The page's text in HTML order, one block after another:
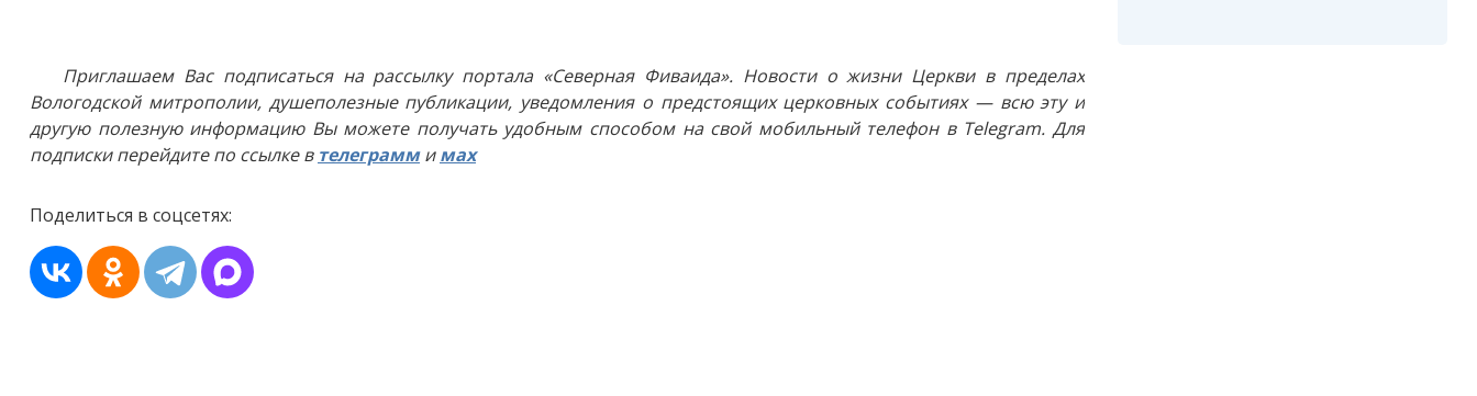
Приглашаем Вас подписаться на рассылку портала «Северная Фиваида». Новости о жизни Церкви в пределах
Вологодской митрополии, душеполезные публикации, уведомления о предстоящих церковных событиях — всю эту и
другую полезную информацию Вы можете получать удобным способом на свой мобильный телефон в Telegram. Для
подписки перейдите по ссылке в телеграммимах
Поделиться в соцсетях: